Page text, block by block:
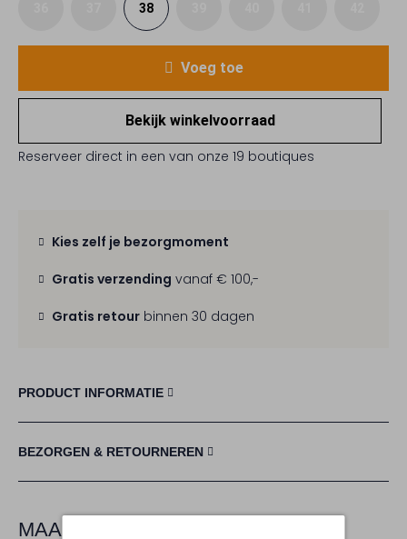
38
Voeg toe
Bekijk winkelvoorraad
Reserveer direct in een van onze 19 boutiques
Kies zelf je bezorgmoment
Gratis verzending vanaf € 100,-
Gratis retour binnen 30 dagen
PRODUCT INFORMATIE
BEZORGEN & RETOURNEREN
MAAK JE LOOK COMPLEET